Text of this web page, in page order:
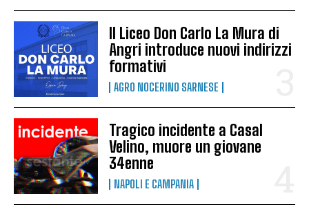
Il Liceo Don Carlo La Mura di
Angri introduce nuovi indirizzi
formativi
AGRO NOCERINO SARNESE
Tragico incidente a Casal
Velino, muore un giovane
34enne
NAPOLI E CAMPANIA